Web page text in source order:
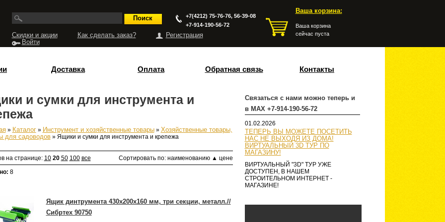
Ваша корзина:
Ваша корзина
сейчас пуста
+7(4212) 75-76-76, 56-39-08
+7-914-190-56-72
Скидки и акции Как сделать заказ?
Регистрация
Войти
Доставка Оплата Обратная связь Контакты
Связаться с нами можно теперь и
в MAX +7-914-190-56-72
01.02.2026
ТЕПЕРЬ ВЫ МОЖЕТЕ ПОСЕТИТЬ
НАС НЕ ВЫХОДЯ ИЗ ДОМА!
ВИРТУАЛЬНЫЙ 3D ТУР ПО
МАГАЗИНУ!
ВИРТУАЛЬНЫЙ "3D" ТУР УЖЕ
ДОСТУПЕН, В НАШЕМ
СТРОИТЕЛЬНОМ ИНТЕРНЕТ -
МАГАЗИНЕ!
и сумки для инструмента и
» Каталог» Инструмент и хозяйственные товары» Хозяйственные товары,
для садоводов» Ящики и сумки для инструмента и крепежа
на странице: 10 20 50 100 все Сортировать по: наименованию ▲ цене
8
Ящик динтрумента 430х200х160 мм, три секции, металл.//
Сибртех 90750